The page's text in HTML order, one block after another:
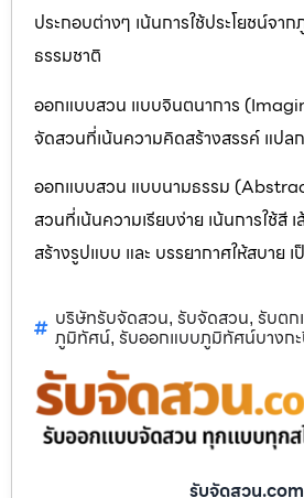
ประกอบต่างๆ เน้นการใช้ประโยชน์จาก
ธรรมชาติ
ออกแบบสวน แบบจินตนาการ
จัดสวนที่เน้นความคิดสร้างสรรค์ แปล
ออกแบบสวน แบบนามธรรม
สวนที่เน้นความเรียบง่าย เน้นการใช้สี เ
สร้างรูปแบบ และ บรรยากาศให้สบาย
บริษัทรับจัดสวน, รับจัดสวน, รับตก
ภูมิทัศน์, รับออกแบบภูมิทัศน์บางก
รับจัดสวน.com